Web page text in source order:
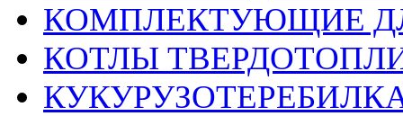
КОМПЛЕКТУЮЩИЕ
КОТЛЫ